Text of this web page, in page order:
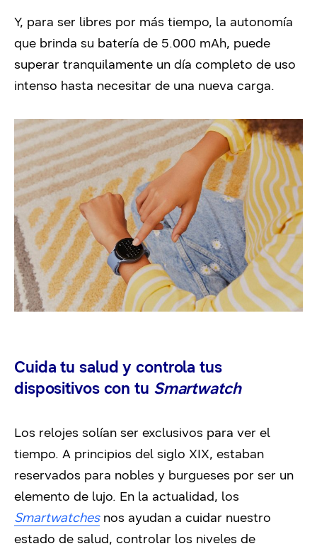
Y, para ser libres por más tiempo, la autonomía
que brinda su batería de 5.000 mAh, puede
superar tranquilamente un día completo de uso
intenso hasta necesitar de una nueva carga.
Cuida tu salud y controla tus
dispositivos con tu Smartwatch
Los relojes solían ser exclusivos para ver el
tiempo. A principios del siglo XIX, estaban
reservados para nobles y burgueses por ser un
elemento de lujo. En la actualidad, los
Smartwatchesnos ayudan a cuidar nuestro
estado de salud, controlar los niveles de